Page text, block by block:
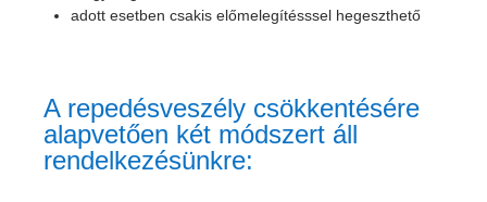
adott esetben csakis előmelegítésssel hegeszthető
A repedésveszély csökkentésére
alapvetően két módszert áll
rendelkezésünkre: